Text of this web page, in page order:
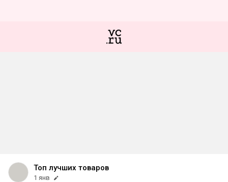
Топ лучших товаров
1 янв